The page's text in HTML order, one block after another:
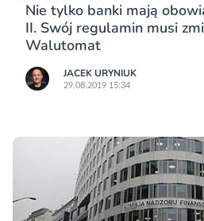
Nie tylko banki mają
II. Swój regulamin musi
Walutomat
JACEK URYNIUK
29.08.2019 15:34